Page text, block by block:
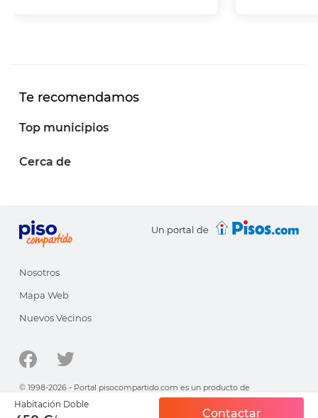
Habitación Doble
Contactar
Te recomendamos
Top municipios
Cerca de
Un portal de
Nosotros
Mapa Web
Nuevos Vecinos
© 1998-2026 - Portal pisocompartido.com es un producto de
Aviso legal y política de privacidad
Política de cookies